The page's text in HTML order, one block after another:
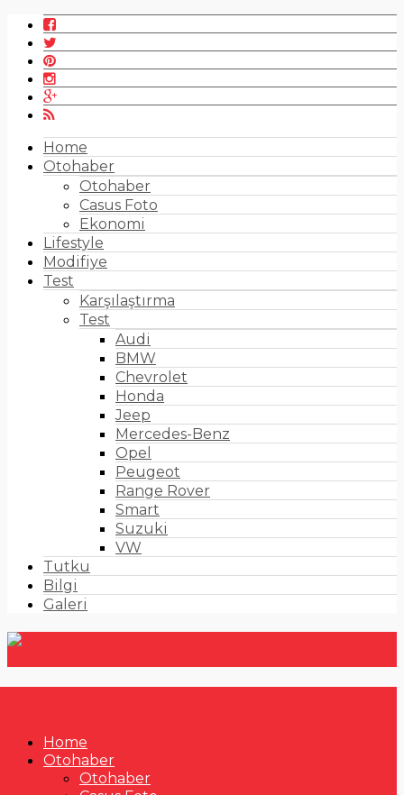
Home
Otohaber
Otohaber
Casus Foto
Ekonomi
Lifestyle
Modifiye
Test
Karşılaştırma
Test
Audi
BMW
Chevrolet
Honda
Jeep
Mercedes-Benz
Opel
Peugeot
Range Rover
Smart
Suzuki
VW
Tutku
Bilgi
Galeri
Home
Otohaber
Otohaber